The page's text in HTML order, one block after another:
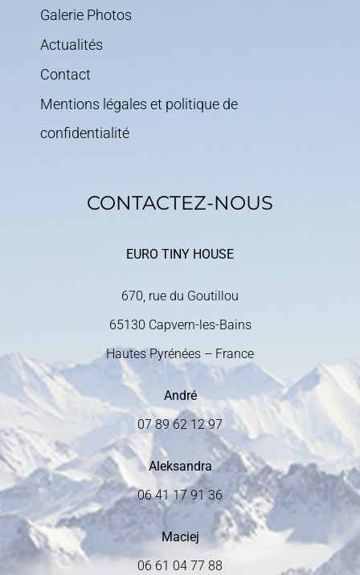
Galerie Photos
Actualités
Contact
Mentions légales et politique de
confidentialité
CONTACTEZ-NOUS
EURO TINY HOUSE
670, rue du Goutillou
65130 Capvern-les-Bains
Hautes Pyrénées – France
André
07 89 62 12 97
Aleksandra
06 41 17 91 36
Maciej
06 61 04 77 88